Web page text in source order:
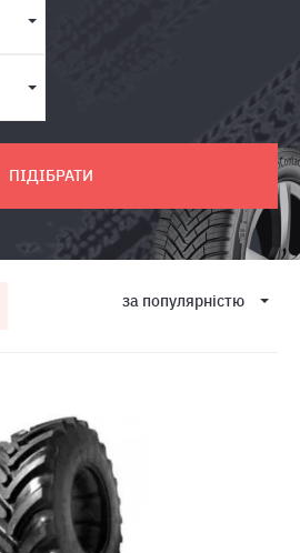
ПІДІБРАТИ
за популярнiстю